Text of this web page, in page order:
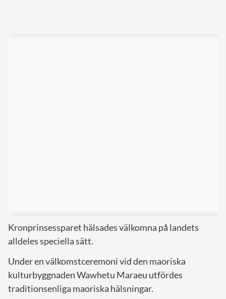
Kronprinsessparet hälsades välkomna på landets
alldeles speciella sätt.
Under en välkomstceremoni vid den maoriska
kulturbyggnaden Wawhetu Maraeu utfördes
traditionsenliga maoriska hälsningar.